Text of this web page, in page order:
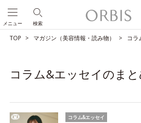
検索
メニュー
TOP マガジン（美容情報・読み物） コラ
コラム&エッセイのま
コラム&エッセイ